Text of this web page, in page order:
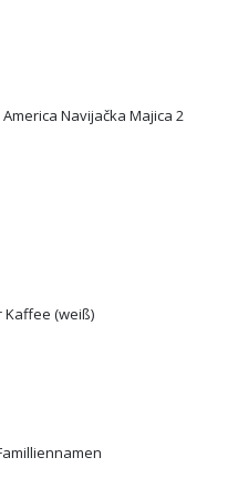
Navijačka Majica 2
(weiß)